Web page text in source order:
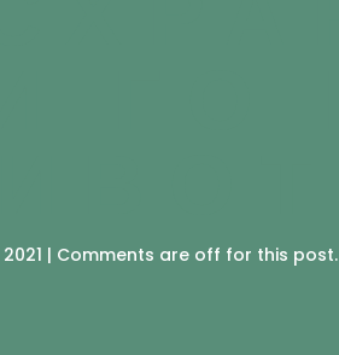
2021 | Comments are off for this post.